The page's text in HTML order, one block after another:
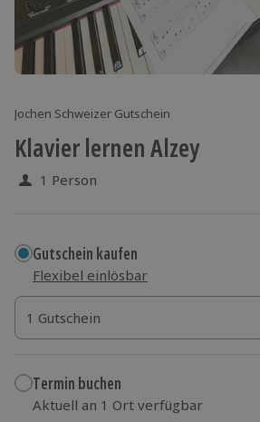
Jochen Schweizer Gutschein
Klavier lernen Alzey
1 Person
Gutschein kaufen
Flexibel einlösbar
1 Gutschein
1 Gutschein
1 Gutschein
Termin buchen
Aktuell an 1 Ort verfügbar